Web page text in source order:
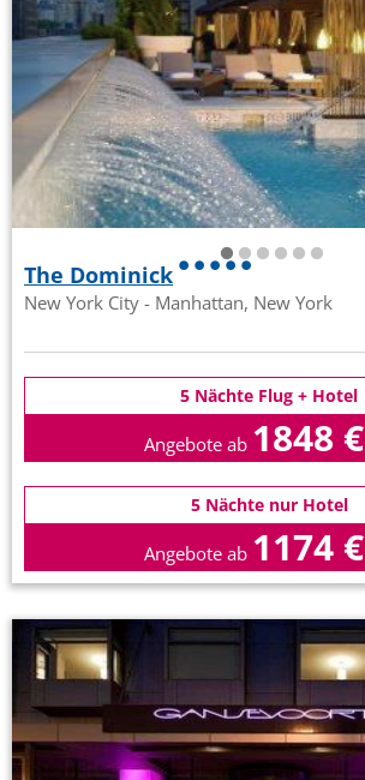
The Dominick
New York City - Manhattan, New York
5 Nächte Flug + Hotel
Angebote ab 1848 €
5 Nächte nur Hotel
Angebote ab 1174 €